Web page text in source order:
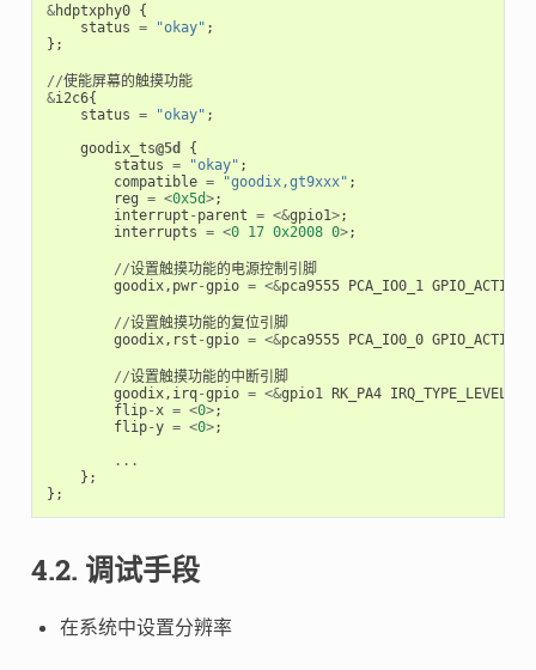
&hdptxphy0 {
status = "okay" ;
};
//使能屏幕的触摸功能
&i2c6{
status = "okay" ;
goodix_ts@5d
{
status = "okay" ;
compatible = "goodix,gt9xxx" ;
reg = <0x5d>;
interrupt - parent = <&gpio1>;
interrupts = <0 17 0x2008 0>;
//设置触摸功能的电源控制引脚
goodix, pwr-gpio = <&pca9555 PCA_IO0_1
//设置触摸功能的复位引脚
goodix, rst -gpio = <&pca9555 PCA_IO0_0
//设置触摸功能的中断引脚
goodix, irq-gpio = <&gpio1 RK_PA4
flip-x = <0>;
flip-y = <0>;
...
};
};
4.2. 调试手段
在系统中设置分辨率